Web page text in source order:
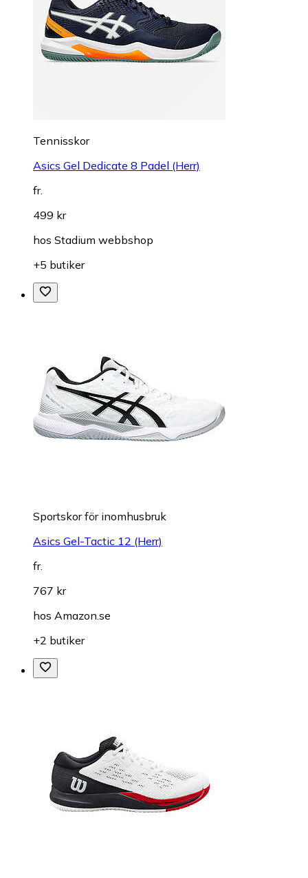
Tennisskor
Asics Gel Dedicate 8 Padel (Herr)
fr.
499 kr
hos Stadium webbshop
+5 butiker
Sportskor för inomhusbruk
Asics Gel-Tactic 12 (Herr)
fr.
767 kr
hos Amazon.se
+2 butiker